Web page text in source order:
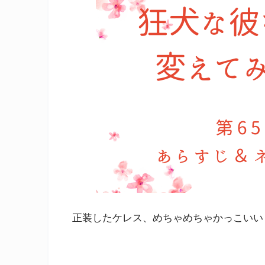
正装したケレス、めちゃめちゃかっこい